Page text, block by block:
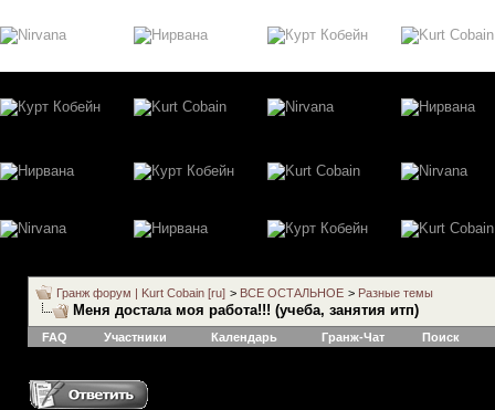
Гранж форум | Kurt Cobain [ru] > ВСЕ ОСТАЛЬНОЕ > Разные темы
Меня достала моя работа!!! (учеба, занятия итп)
FAQ Участники Календарь Гранж-Чат Поиск